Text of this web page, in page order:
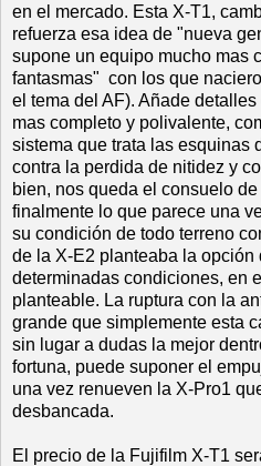
en el mercado. Esta X-T1,
refuerza esa idea de "nueva
supone un equipo mucho mas
fantasmas" con los que
el tema del AF). Añade
mas completo y polivalente,
sistema que trata las esquinas
contra la perdida de nitidez y
bien, nos queda el consuelo
finalmente lo que parece una
su condición de todo terreno
de la X-E2 planteaba la opción
determinadas condiciones, en
planteable. La ruptura con la
grande que simplemente esta
sin lugar a dudas la mejor
fortuna, puede suponer el
una vez renueven la X-Pro1
desbancada.
El precio de la Fujifilm X-T1